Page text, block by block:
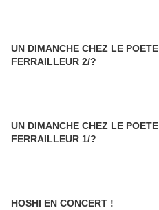
UN DIMANCHE CHEZ LE POETE
FERRAILLEUR 2/?
UN DIMANCHE CHEZ LE POETE
FERRAILLEUR 1/?
HOSHI EN CONCERT !